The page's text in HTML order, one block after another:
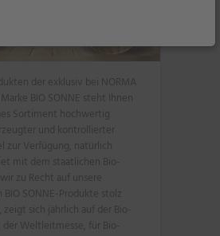
der exklusiv bei NORMA
BIO SONNE steht Ihnen
Sortiment hochwertig
und kontrollierter
zur Verfügung, natürlich
mit dem staatlichen Bio-
zu Recht auf unsere
BIO SONNE-Produkte stolz
zeigt sich jährlich auf der Bio-
Weltleitmesse, für Bio-